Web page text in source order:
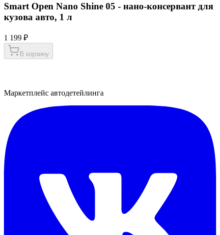
Smart Open Nano Shine 05 - нано-консервант для
кузова авто, 1 л
1 199 ₽
В корзину
Маркетплейс автодетейлинга